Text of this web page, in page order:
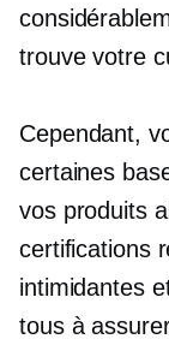
trouve votre
Cependant,
certaines
vos produits
certifications
intimidantes
tous à